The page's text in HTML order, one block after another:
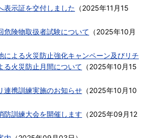
表示証を交付しました （2025年11月15
険物取扱者試験について （2025年10月
による火災防止強化キャンペーン及びリチ
る火災防止月間について （2025年10月15
連携訓練実施のお知らせ （2025年10月10
防訓練大会を開催します （2025年09月12